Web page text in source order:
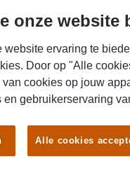
onze website
website ervaring te
Door op "Alle
cookies op jouw
en gebruikerservaring
Alle cookies